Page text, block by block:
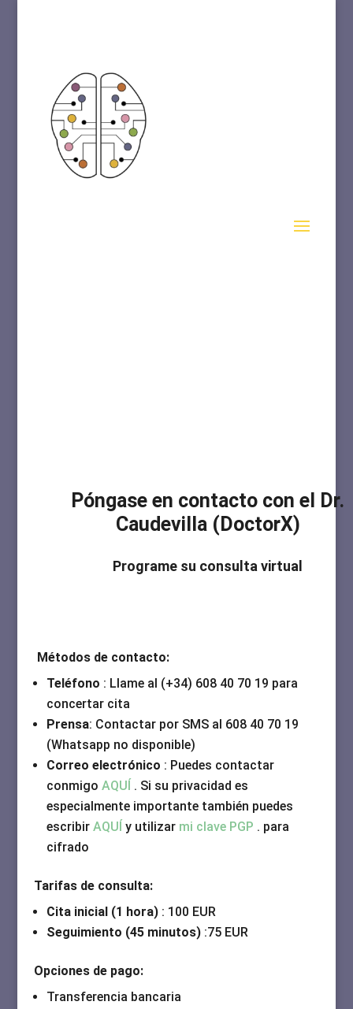
Póngase en contacto con el Dr.
Caudevilla (DoctorX)
Programe su consulta virtual
Métodos de contacto:
Teléfono : Llame al (+34) 608 40 70 19 para
concertar cita
Prensa: Contactar por SMS al 608 40 70 19
(Whatsapp no disponible)
Correo electrónico : Puedes contactar
conmigo AQUÍ . Si su privacidad es
especialmente importante también puedes
escribir AQUÍ y utilizar mi clave PGP . para
cifrado
Tarifas de consulta:
Cita inicial (1 hora): 100 EUR
Seguimiento (45 minutos):75 EUR
Opciones de pago:
Transferencia bancaria